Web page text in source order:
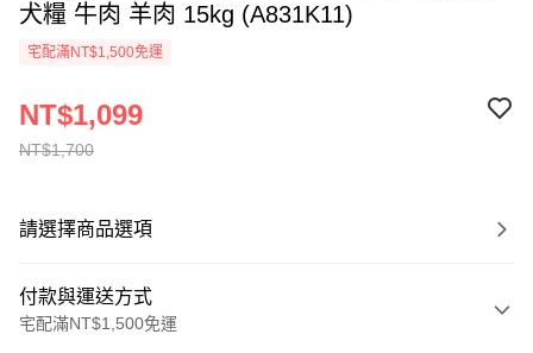
犬糧 牛肉 羊肉 15kg (A831K11)
宅配滿NT$1,500免運
NT$1,700
NT$1,099
請選擇商品選項
付款與運送方式
宅配滿NT$1,500免運